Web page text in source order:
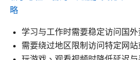
略
学习与工作时需要稳定访问国外
需要绕过地区限制访问特定网站